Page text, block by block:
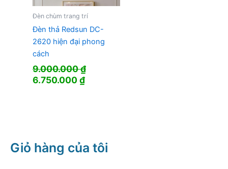
Đèn chùm trang trí
Đèn thả Redsun DC-
2620 hiện đại phong
cách
9.000.000₫
Giá
6.750.000₫Giá
Giỏ hàng của tôi